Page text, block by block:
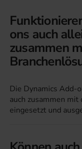
ons auch
zusammen
Die Dynamics Add-
auch zusammen
eingesetzt und